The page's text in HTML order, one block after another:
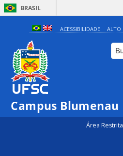
BRASIL
ACESSIBILIDADE ALTO
Campus Blumenau
Área Restrita